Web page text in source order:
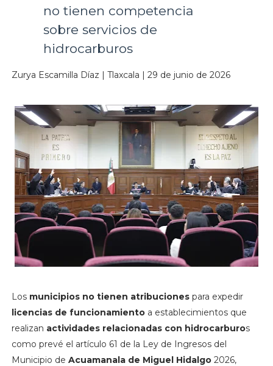
no tienen competencia
sobre servicios de
hidrocarburos
Zurya Escamilla Díaz | Tlaxcala | 29 de junio de 2026
Losmunicipios no tienen atribucionespara expedir
licencias de funcionamiento a establecimientos que
realizan actividades relacionadas con hidrocarburos
como prevé el artículo 61 de la Ley de Ingresos del
Municipio de Acuamanala de Miguel Hidalgo2026,